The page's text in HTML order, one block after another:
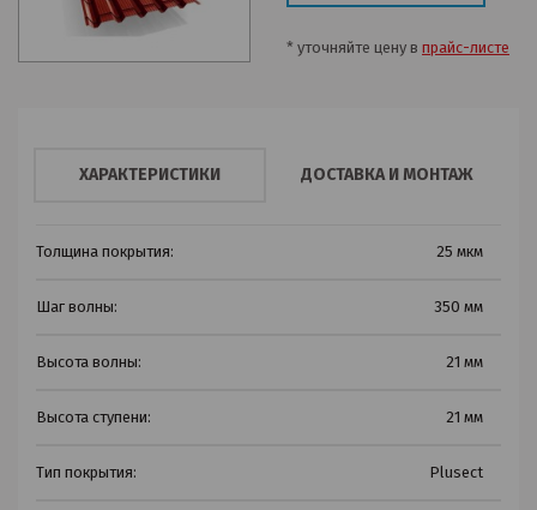
* уточняйте цену в прайс-листе
ХАРАКТЕРИСТИКИ ДОСТАВКА И МОНТАЖ
Толщина покрытия: 25 мкм
Шаг волны: 350 мм
Высота волны: 21 мм
Высота ступени: 21 мм
Тип покрытия: Plusect